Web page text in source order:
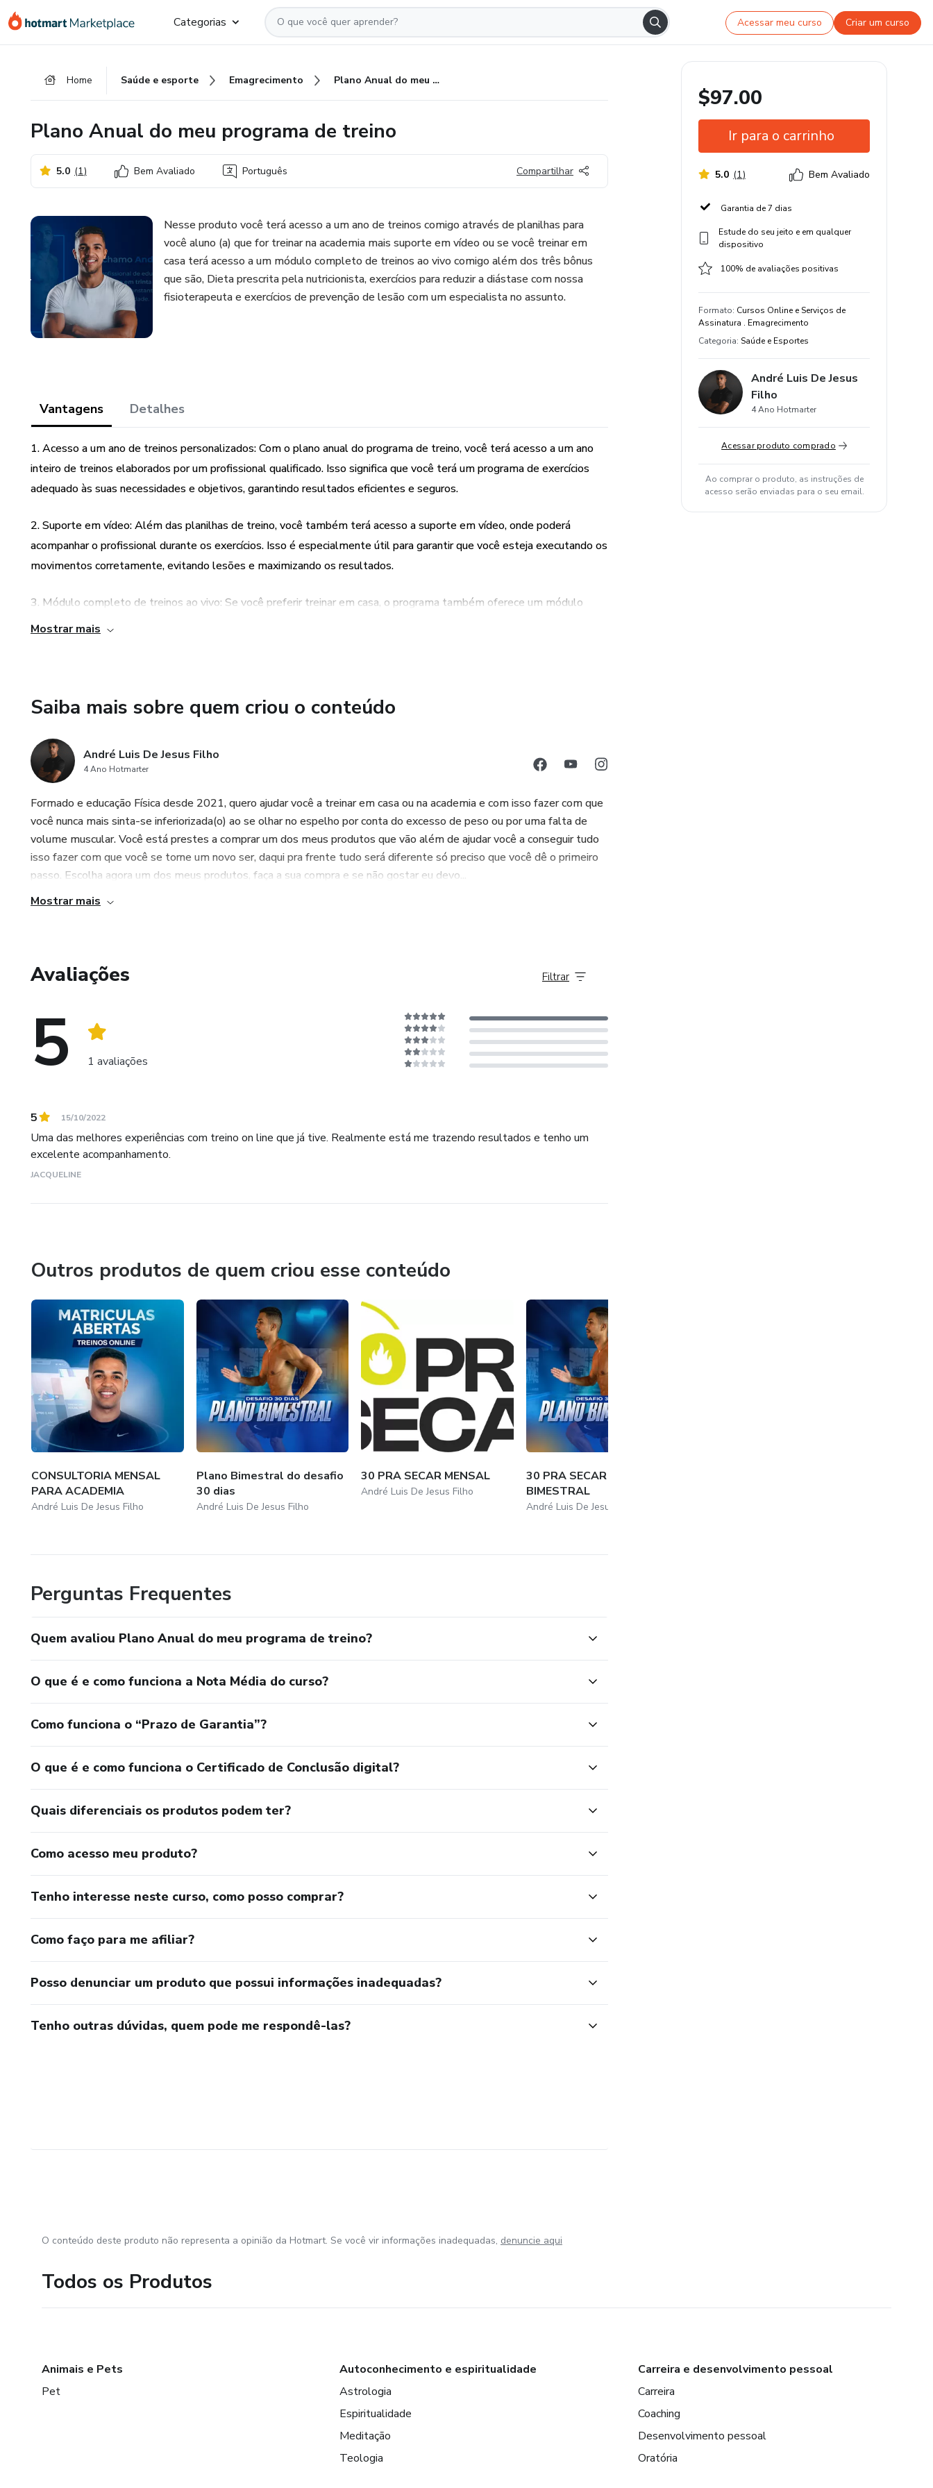
para
para
para
Categorias Acessar meu curso Criar um curso
Home Saúde e esporte Emagrecimento Plano Anual do meu programa de treino
Plano Anual do meu programa de treino
5.0 (1) Bem Avaliado Português Compartilhar
Nesse produto você terá acesso a um ano de treinos comigo através de planilhas para
você aluno (a) que for treinar na academia mais suporte em vídeo ou se você treinar em
casa terá acesso a um módulo completo de treinos ao vivo comigo além dos três bônus
que são, Dieta prescrita pela nutricionista, exercícios para reduzir a diástase com nossa
fisioterapeuta e exercícios de prevenção de lesão com um especialista no assunto.
Vantagens Detalhes
1. Acesso a um ano de treinos personalizados: Com o plano anual do programa de treino, você terá acesso a um ano
inteiro de treinos elaborados por um profissional qualificado. Isso significa que você terá um programa de exercícios
adequado às suas necessidades e objetivos, garantindo resultados eficientes e seguros.
2. Suporte em vídeo: Além das planilhas de treino, você também terá acesso a suporte em vídeo, onde poderá
acompanhar o profissional durante os exercícios. Isso é especialmente útil para garantir que você esteja executando os
movimentos corretamente, evitando lesões e maximizando os resultados.
3. Módulo completo de treinos ao vivo: Se você preferir treinar em casa, o programa também oferece um módulo
completo de treinos ao vivo. Isso significa que você poderá participar de aulas online, onde o profissional estará
4. Bônus adicionais: Além dos treinos e suporte em vídeo, o programa também oferece três bônus exclusivos. Você
terá acesso a uma dieta prescrita por uma nutricionista, que irá complementar seus treinos e potencializar seus
resultados. Além disso, você receberá exercícios específicos para reduzir a diástase, com a orientação de uma
fisioterapeuta especializada. E, por fim, terá acesso a exercícios de prevenção de lesões, desenvolvidos por um
especialista no assunto. Esses bônus adicionais garantem que você tenha um programa completo e abrangente,
cuidando não apenas do seu treino, mas também da sua alimentação e saúde física.
Mostrar mais
Saiba mais sobre quem criou o conteúdo
André Luis De Jesus Filho
4 Ano Hotmarter
Formado e educação Física desde 2021, quero ajudar você a treinar em casa ou na academia e com isso fazer com que
você nunca mais sinta-se inferiorizada(o) ao se olhar no espelho por conta do excesso de peso ou por uma falta de
volume muscular. Você está prestes a comprar um dos meus produtos que vão além de ajudar você a conseguir tudo
isso fazer com que você se torne um novo ser, daqui pra frente tudo será diferente só preciso que você dê o primeiro
passo. Escolha agora um dos meus produtos, faça a sua compra e se não gostar eu devo...
Mostrar mais
Avaliações
5 1 avaliações
Filtrar
5 15/10/2022
Uma das melhores experiências com treino on line que já tive. Realmente está me trazendo resultados e tenho um
excelente acompanhamento.
JACQUELINE
Outros produtos de quem criou esse conteúdo
CONSULTORIA MENSAL
PARA ACADEMIA
André Luis De Jesus Filho
Plano Bimestral do desafio
30 dias
André Luis De Jesus Filho
30 PRA SECAR MENSAL
André Luis De Jesus Filho
30 PRA SECAR PLANO
BIMESTRAL
André Luis De Jesus Filho
Perguntas Frequentes
Quem avaliou Plano Anual do meu programa de treino?
O que é e como funciona a Nota Média do curso?
Como funciona o “Prazo de Garantia”?
O que é e como funciona o Certificado de Conclusão digital?
Quais diferenciais os produtos podem ter?
Como acesso meu produto?
Tenho interesse neste curso, como posso comprar?
Como faço para me afiliar?
Posso denunciar um produto que possui informações inadequadas?
Tenho outras dúvidas, quem pode me respondê-las?
$97.00
Ir para o carrinho
5.0 (1) Bem Avaliado
Garantia de 7 dias
Estude do seu jeito e em qualquer
dispositivo
100% de avaliações positivas
Formato: Cursos Online e Serviços de
Assinatura . Emagrecimento
Categoria: Saúde e Esportes
André Luis De Jesus
Filho
4 Ano Hotmarter
Acessar produto comprado
Ao comprar o produto, as instruções de
acesso serão enviadas para o seu email.
O conteúdo deste produto não representa a opinião da Hotmart. Se você vir informações inadequadas, denuncie aqui
Todos os Produtos
Animais e Pets
Pet
Autoconhecimento e espiritualidade
Astrologia
Espiritualidade
Meditação
Teologia
Carreira e desenvolvimento pessoal
Carreira
Coaching
Desenvolvimento pessoal
Oratória